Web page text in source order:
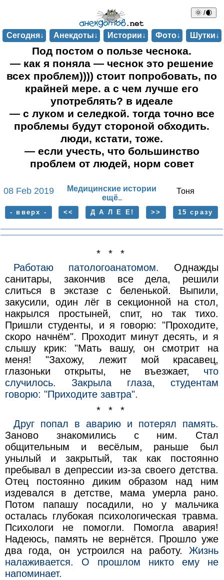
🌞 /🌒
Сегодня↓ Анекдоты↓ Истории↓ Фото↓ Шутки↓
Под постом о пользе чеснока.
— как я поняла — чеснок это решение
всех проблем)))) стоит попробовать, по
крайней мере. а с чем лучше его
употреблять? в идеале
— с луком и селедкой. тогда точно все
проблемы будут стороной обходить.
люди, кстати, тоже.
— если учесть, что большинство
проблем от людей, норм совет
08 Feb 2019
Медицинские истории
ещё..
Тоня
- вверх - << Д А Л Е Е! >> 15 сразу
* * *
Работаю патологоанатомом. Однажды
санитары, закончив все дела, решили
слиться в экстазе с беленькой. Выпили,
закусили, один лёг в секционной на стол,
накрылся простыней, спит, но так тихо.
Пришли студенты, и я говорю: "Проходите,
скоро начнём". Проходит минут десять, и я
слышу крик: "Мать вашу, он смотрит на
меня! "Захожу, лежит мой красавец,
глазоньки открыты, не въезжает, что
случилось. Закрыла глаза, студентам
говорю: "Приходите завтра".
* * *
Друг попал в аварию и потерял память.
Заново знакомились с ним. Стал
общительным и весёлым, раньше был
унылый и закрытый, так как постоянно
пребывал в депрессии из-за своего детства.
Отец постоянно диким образом над ним
издевался в детстве, мама умерла рано.
Потом папашу посадили, но у мальчика
осталась глубокая психологическая травма.
Психологи не помогли. Помогла авария!
Надеюсь, память не вернётся. Прошло уже
два года, он устроился на работу.Жизнь
налаживается. О прошлом никто ему не
напоминает.